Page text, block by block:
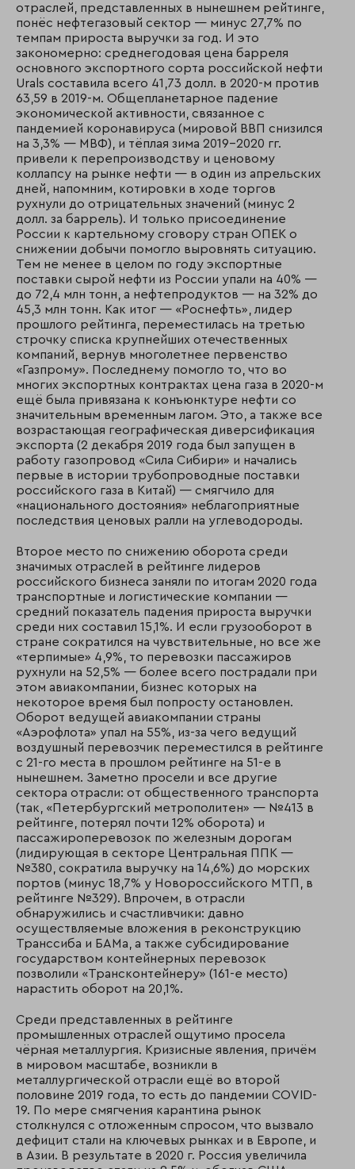
отраслей, представленных в нынешнем рейтинге,
понёс нефтегазовый сектор — минус 27,7% по
темпам прироста выручки за год. И это
закономерно: среднегодовая цена барреля
основного экспортного сорта российской нефти
Urals составила всего 41,73 долл. в 2020-м против
63,59 в 2019-м. Общепланетарное падение
экономической активности, связанное с
пандемией коронавируса (мировой ВВП снизился
на 3,3% — МВФ), и тёплая зима 2019–2020 гг.
привели к перепроизводству и ценовому
коллапсу на рынке нефти — в один из апрельских
дней, напомним, котировки в ходе торгов
рухнули до отрицательных значений (минус 2
долл. за баррель). И только присоединение
России к картельному сговору стран ОПЕК о
снижении добычи помогло выровнять ситуацию.
Тем не менее в целом по году экспортные
поставки сырой нефти из России упали на 40% —
до 72,4 млн тонн, а нефтепродуктов — на 32% до
45,3 млн тонн. Как итог — «Роснефть», лидер
прошлого рейтинга, переместилась на третью
строчку списка крупнейших отечественных
компаний, вернув многолетнее первенство
«Газпрому». Последнему помогло то, что во
многих экспортных контрактах цена газа в 2020-м
ещё была привязана к конъюнктуре нефти со
значительным временным лагом. Это, а также все
возрастающая географическая диверсификация
экспорта (2 декабря 2019 года был запущен в
работу газопровод «Сила Сибири» и начались
первые в истории трубопроводные поставки
российского газа в Китай) — смягчило для
«национального достояния» неблагоприятные
последствия ценовых ралли на углеводороды.
Второе место по снижению оборота среди
значимых отраслей в рейтинге лидеров
российского бизнеса заняли по итогам 2020 года
транспортные и логистические компании —
средний показатель падения прироста выручки
среди них составил 15,1%. И если грузооборот в
стране сократился на чувствительные, но все же
«терпимые» 4,9%, то перевозки пассажиров
рухнули на 52,5% — более всего пострадали при
этом авиакомпании, бизнес которых на
некоторое время был попросту остановлен.
Оборот ведущей авиакомпании страны
«Аэрофлота» упал на 55%, из-за чего ведущий
воздушный перевозчик переместился в рейтинге
с 21-го места в прошлом рейтинге на 51-е в
нынешнем. Заметно просели и все другие
сектора отрасли: от общественного транспорта
(так, «Петербургский метрополитен» — №413 в
рейтинге, потерял почти 12% оборота) и
пассажироперевозок по железным дорогам
(лидирующая в секторе Центральная ППК —
№380, сократила выручку на 14,6%) до морских
портов (минус 18,7% у Новороссийского МТП, в
рейтинге №329). Впрочем, в отрасли
обнаружились и счастливчики: давно
осуществляемые вложения в реконструкцию
Транссиба и БАМа, а также субсидирование
государством контейнерных перевозок
позволили «Трансконтейнеру» (161-е место)
нарастить оборот на 20,1%.
Среди представленных в рейтинге
промышленных отраслей ощутимо просела
чёрная металлургия. Кризисные явления, причём
в мировом масштабе, возникли в
металлургической отрасли ещё во второй
половине 2019 года, то есть до пандемии COVID-
19. По мере смягчения карантина рынок
столкнулся с отложенным спросом, что вызвало
дефицит стали на ключевых рынках и в Европе, и
в Азии. В результате в 2020 г. Россия увеличила